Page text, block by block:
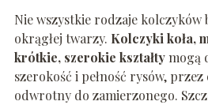
Nie wszystkie rodzaje kolczyków
okrągłej twarzy. Kolczyki koła,
krótkie, szerokie kształtymogą
szerokość i pełność rysów,
odwrotny do zamierzonego.